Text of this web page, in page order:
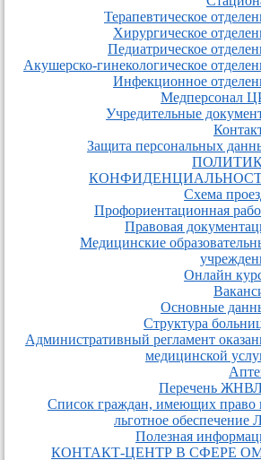
Терапевтическое
Хирургическое
Педиатрическое
Акушерско-гинекологическое
Инфекционное
Медперсонал
Учредительные
Защита персональных
Схема
Профориентационная
Правовая
Медицинские
Онлайн
Основные
Структура
Административный регламент
медицинской
Перечень
Список граждан, имеющих право
льготное обеспечение
Полезная
КОНТАКТ-ЦЕНТР В СФЕРЕ